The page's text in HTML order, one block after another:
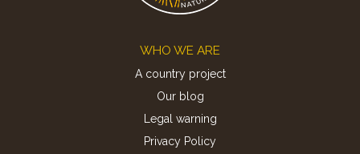
WHO WE ARE
A country project
Our blog
Legal warning
Privacy Policy